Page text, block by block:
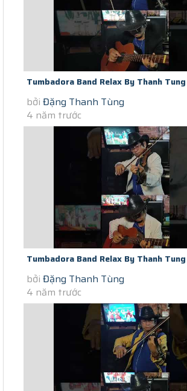
Tumbadora Band Relax By Thanh
Saigon Social Distance Jar Of...
bởi Đặng Thanh Tùng
4 năm trước
Tumbadora Band Relax By Thanh
Saigon Social Distance Hey...
bởi Đặng Thanh Tùng
4 năm trước